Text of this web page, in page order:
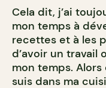
Cela dit, j’ai
mon temps à
recettes et à les
d’avoir un travail
mon temps.
suis dans ma